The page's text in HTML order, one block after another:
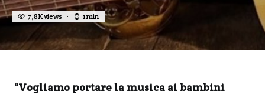
7,8K views 1 min
“Vogliamo portare la musica ai bambini